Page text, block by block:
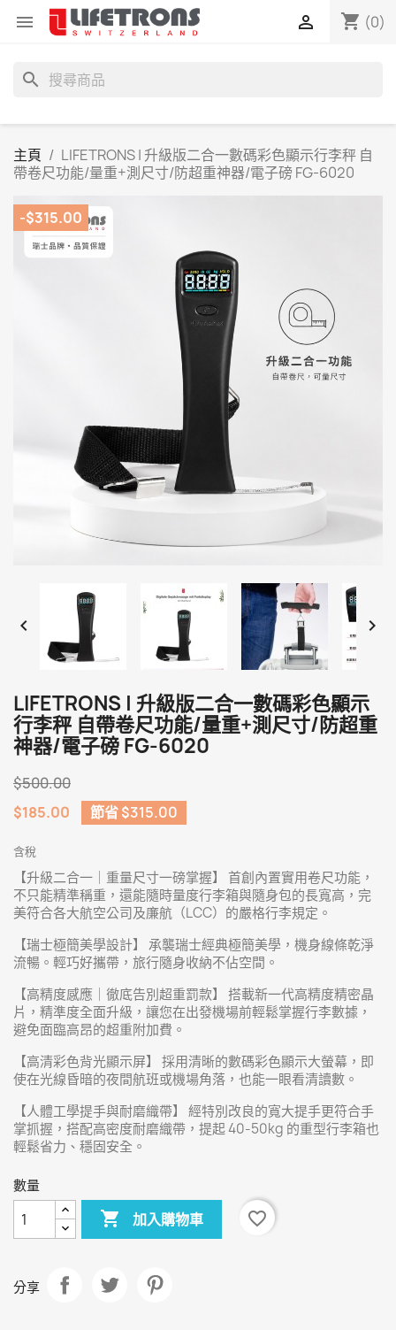
 shopping_cart (0)

search
主頁
LIFETRONS | 升級版二合一數碼彩色顯示行李秤 自
帶卷尺功能/量重+測尺寸/防超重神器/電子磅 FG-6020
-$315.00
 
LIFETRONS | 升級版二合一數碼彩色顯示
行李秤 自帶卷尺功能/量重+測尺寸/防超重
神器/電子磅 FG-6020
$500.00
$185.00
節省 $315.00
含稅
【升級二合一｜重量尺寸一磅掌握】 首創內置實用卷尺功能，
不只能精準稱重，還能隨時量度行李箱與隨身包的長寬高，完
美符合各大航空公司及廉航（LCC）的嚴格行李規定。
【瑞士極簡美學設計】 承襲瑞士經典極簡美學，機身線條乾淨
流暢。輕巧好攜帶，旅行隨身收納不佔空間。
【高精度感應｜徹底告別超重罰款】 搭載新一代高精度精密晶
片，精準度全面升級，讓您在出發機場前輕鬆掌握行李數據，
避免面臨高昂的超重附加費。
【高清彩色背光顯示屏】 採用清晰的數碼彩色顯示大螢幕，即
使在光線昏暗的夜間航班或機場角落，也能一眼看清讀數。
【人體工學提手與耐磨織帶】 經特別改良的寬大提手更符合手
掌抓握，搭配高密度耐磨織帶，提起 40-50kg 的重型行李箱也
輕鬆省力、穩固安全。
數量
 加入購物車 favorite_border
分享